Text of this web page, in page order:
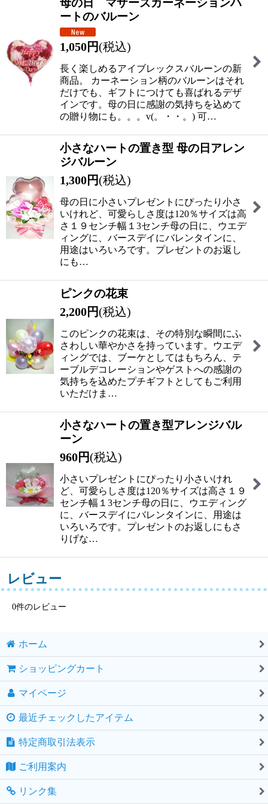
母の日 マザーズカーネーションハ
ートのバルーン
1,050円(税込)
長く楽しめるアイブレックスバルーンの新
商品。 カーネーション柄のバルーンはそれ
だけでも、ギフトにつけても喜ばれるデザ
インです。母の日に感謝の気持ちを込めて
の贈り物にも。。。v(。・・。) 可…
小さなハートの置き型 母の日アレン
ジバルーン
1,300円(税込)
母の日に小さいプレゼントにぴったり小さ
いけれど、可愛らしさ度は120％サイズは高
さ１９センチ幅１3センチ母の日に、ウエデ
ィングに、バースデイにバレンタインに、
用途はいろいろです。プレゼントのお返し
にも…
ピンクの花束
2,200円(税込)
このピンクの花束は、その特別な瞬間にふ
さわしい華やかさを持っています。ウエデ
ィングでは、ブーケとしてはもちろん、テ
ーブルデコレーションやゲストへの感謝の
気持ちを込めたプチギフトとしてもご利用
いただけま…
小さなハートの置き型アレンジバル
ーン
960円(税込)
小さいプレゼントにぴったり小さいけれ
ど、可愛らしさ度は120％サイズは高さ１９
センチ幅１3センチ母の日に、ウエディング
に、バースデイにバレンタインに、用途は
いろいろです。プレゼントのお返しにもさ
りげな…
レビュー
0件のレビュー
ホーム
ショッピングカート
マイページ
最近チェックしたアイテム
特定商取引法表示
ご利用案内
リンク集